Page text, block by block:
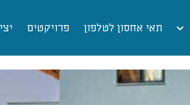
תאי אחסון לטלפון פרויקטים